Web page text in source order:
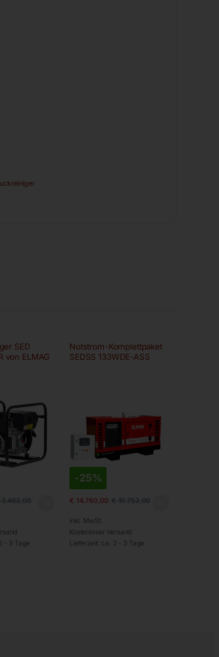
SED
von ELMAG
- 3 Tage
Notstrom-Komplettpaket
SEDSS 133WDE-ASS
-25%
€ 14.760,00 €19.752,00
inkl. MwSt.
Kostenloser Versand
Lieferzeit: ca. 2 - 3 Tage